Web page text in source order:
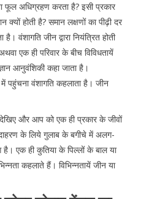
फूल अधिग्रहण करता है? इसी प्रकार
क्यों होती है? समान लक्षणों का पीढ़ी दर
वंशागति जीन द्वारा नियंत्रित होती
एक ही परिवार के बीच विविधतायें
आनुवंशिकी कहा जाता है।
में पहुंचना वंशागति कहलाता है। जीन
और आप को एक ही प्रकार के जीवों
के लिये गुलाब के बगीचे में अलग-
एक ही कुतिया के पिल्लों के बाल या
कहलाते हैं। विभिन्नतायें जीन या